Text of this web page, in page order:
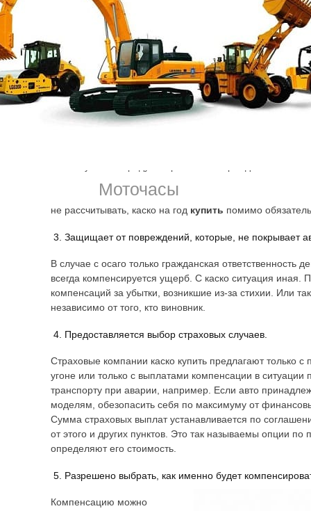
Моточасы
если не работает климат контроль, а в машине
заправке, когда двери, окна остаются открытыми, а
ситуации. На светофоре может машина быть
поломке и вероятность кражи возрастает. Чтобы не
нового оборудования, желательно каско и осаго
так. Компенсация будет выплачена, покроет убытки.
компенсировать столь значительный финансовый
не рассчитывать, каско на год купить помимо
Защищает от повреждений, которые, не покрывает
В случае с осаго только гражданская ответственность
всегда компенсируется ущерб. С каско ситуация иная.
компенсаций за убытки, возникшие из-за стихии. Или
независимо от того, кто виновник.
Предоставляется выбор страховых случаев.
Страховые компании каско купить предлагают только
угоне или только с выплатами компенсации в
транспорту при аварии, например. Если авто
моделям, обезопасить себя по максимуму от
Сумма страховых выплат устанавливается по
от этого и других пунктов. Это так называемы опции по
определяют его стоимость.
Разрешено выбрать, как именно будет
Компенсацию можно